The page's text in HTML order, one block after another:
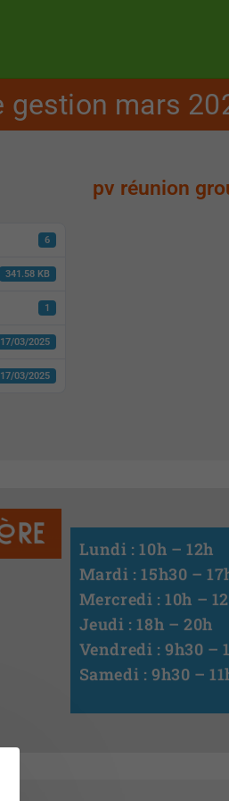
gestion mars
6
341.58 KB
1
17/03/2025
17/03/2025
pv réunion
Lundi : 10h – 12h
Mardi : 15h30 –
Mercredi : 10h –
Jeudi : 18h – 20h
Vendredi : 9h30 –
Samedi : 9h30 –